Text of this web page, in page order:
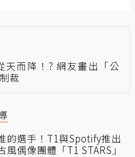
天而降！? 網友畫出「公
裁
的選手！T1與Spotify推出
風偶像團體「T1 STARS」